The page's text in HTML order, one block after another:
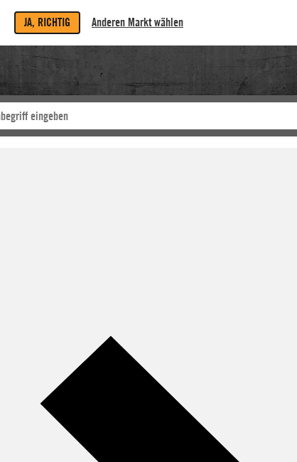
JA, RICHTIG Anderen Markt wählen